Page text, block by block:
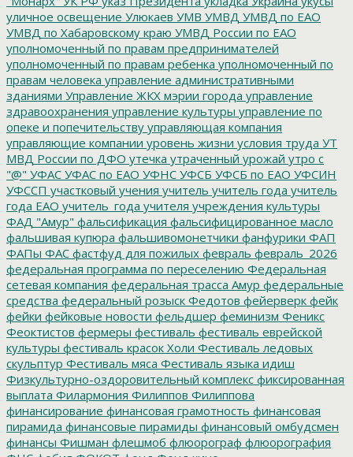
уличное освещение Улюкаев УМВ УМВД УМВД по ЕАО
УМВД по Хабаровскому краю УМВД России по ЕАО
уполномоченный по правам предпринимателей
уполномоченный по правам ребенка уполномоченный по
правам человека управление административными
зданиями Управление ЖКХ мэрии города управление
здравоохранения управление культуры управление по
опеке и попечительству управляющая компания
управляющие компании уровень жизни условия труда УТ
МВД России по ДФО утечка утраченный урожай утро с
"@" УФАС УФАС по ЕАО УФНС УФСБ УФСБ по ЕАО УФСИН
УФССП участковый учения учитель учитель года учитель
года ЕАО учитель_года учителя учреждения культуры
ФАД "Амур" фальсификация фальсифицированное масло
фальшивая купюра фальшивомонетчики фанфурики ФАП
ФАПы ФАС фастфуд для пожилых февраль февраль_2026
федеральная программа по переселению Федеральная
сетевая компания федеральная трасса Амур федеральные
средства федеральный розыск Федотов фейерверк фейк
фейки фейковые новости фельдшер феминизм Феникс
Феоктистов фермеры фестиваль фестиваль еврейской
культуры фестиваль красок Холи Фестиваль ледовых
скульптур Фестиваль мяса Фестиваль языка идиш
Физкультурно-оздоровительный комплекс фиксированная
выплата Филармония Филиппов Филиппова
финансирование финансовая грамотность финансовая
пирамида финансовые пирамиды финансовый омбудсмен
финансы Фишман флешмоб флюорограф флюорография